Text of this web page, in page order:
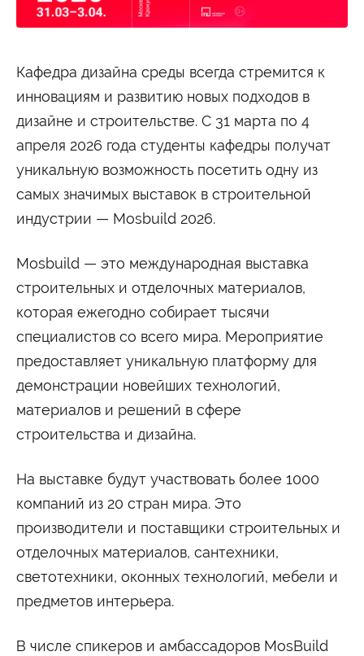
Студенту
Центр правовой помощи
Новости и Объявления
Статьи
Второе высшее
Очная форма обучения
Очно-заочная форма обучения
Мероприятия
Дни открытых дверей
Университетские субботы
+7 (495) 795-00-11 +7 (495) 795-00-10
Подписаться на нас
 
Министерство науки и высшего образования
Российской Федерации
Министерство просвещения Российской
Кафедра дизайна среды всегда стремится к
инновациям и развитию новых подходов в
дизайне и строительстве. С 31 марта по 4
апреля 2026 года студенты кафедры получат
уникальную возможность посетить одну из
самых значимых выставок в строительной
индустрии — Mosbuild 2026.
Mosbuild — это международная выставка
строительных и отделочных материалов,
которая ежегодно собирает тысячи
специалистов со всего мира. Мероприятие
предоставляет уникальную платформу для
демонстрации новейших технологий,
материалов и решений в сфере
строительства и дизайна.
На выставке будут участвовать более 1000
компаний из 20 стран мира. Это
производители и поставщики строительных и
отделочных материалов, сантехники,
светотехники, оконных технологий, мебели и
предметов интерьера.
В числе спикеров и амбассадоров MosBuild